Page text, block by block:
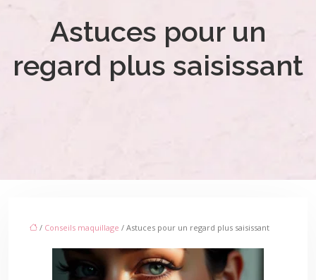
Astuces pour un
regard plus saisissant
/ Conseils maquillage / Astuces pour un regard plus saisissant